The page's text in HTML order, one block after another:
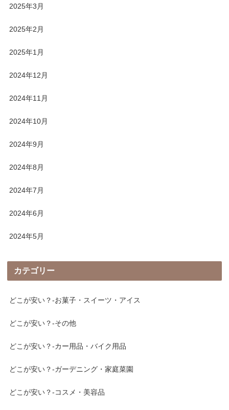
2025年3月
2025年2月
2025年1月
2024年12月
2024年11月
2024年10月
2024年9月
2024年8月
2024年7月
2024年6月
2024年5月
カテゴリー
どこが安い？-お菓子・スイーツ・アイス
どこが安い？-その他
どこが安い？-カー用品・バイク用品
どこが安い？-ガーデニング・家庭菜園
どこが安い？-コスメ・美容品